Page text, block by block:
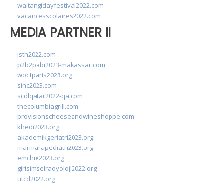
waitangidayfestival2022.com
vacancesscolaires2022.com
MEDIA PARTNER II
isth2022.com
p2b2pabi2023-makassar.com
wocfparis2023.org
sinc2023.com
scdlqatar2022-qa.com
thecolumbiagrill.com
provisionscheeseandwineshoppe.com
khedi2023.org
akademikgeriatri2023.org
marmarapediatri2023.org
emchie2023.org
girisimselradyoloji2022.org
utcd2022.org